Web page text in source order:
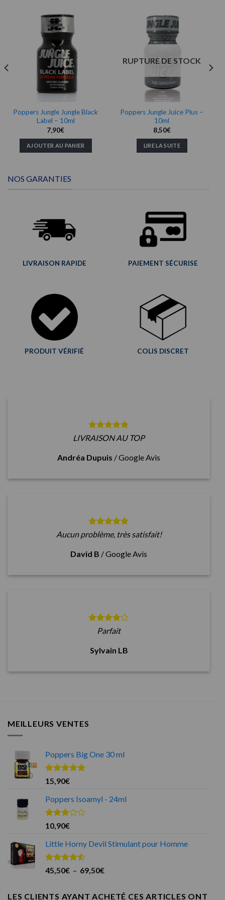
Poppers Jungle Jungle Black
Label – 10ml
7,90€
AJOUTER AU PANIER
RUPTURE DE STOCK
Poppers Jungle Juice Plus –
10ml
8,50€
LIRE LA SUITE
NOS GARANTIES
LIVRAISON RAPIDE PAIEMENT SÉCURISE
PRODUIT VÉRIFIÉ COLIS DISCRET
LIVRAISON AU TOP
Andréa Dupuis /Google Avis
Aucun problème, très satisfait!
David B /Google Avis
Parfait
Sylvain LB
MEILLEURS VENTES
Poppers Big One 30 ml
Note4.75
sur 5
15,90€
Poppers Isoamyl - 24ml
Note
3.00
sur 5
10,90€
Little Horny Devil Stimulant pour Homme
Note4.50
sur 5
45,50€ – 69,50€Plage
LES CLIENTS AYANT ACHETÉ CES ARTICLES ONT